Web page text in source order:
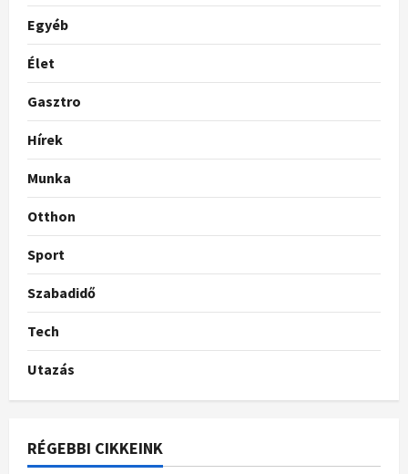
Egyéb
Élet
Gasztro
Hírek
Munka
Otthon
Sport
Szabadidő
Tech
Utazás
RÉGEBBI CIKKEINK